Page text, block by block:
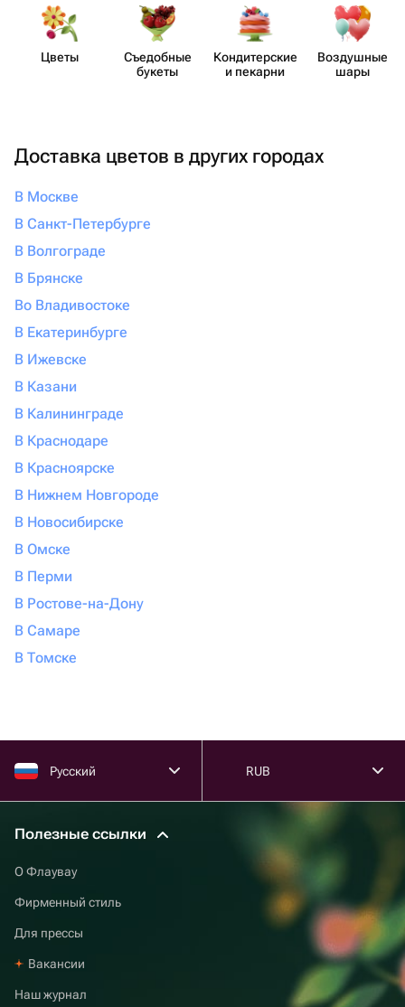
Цветы
Съедобные
букеты
Кондит​ерские
и пекарни
Воздушные
шары
Доставка цветов в других городах
В Москве
В Санкт-Петербурге
В Волгограде
В Брянске
Во Владивостоке
В Екатеринбурге
В Ижевске
В Казани
В Калининграде
В Краснодаре
В Красноярске
В Нижнем Новгороде
В Новосибирске
В Омске
В Перми
В Ростове-на-Дону
В Самаре
В Томске
Русский RUB
Полезные ссылки
О Флаувау
Фирменный стиль
Для прессы
Вакансии
Наш журнал